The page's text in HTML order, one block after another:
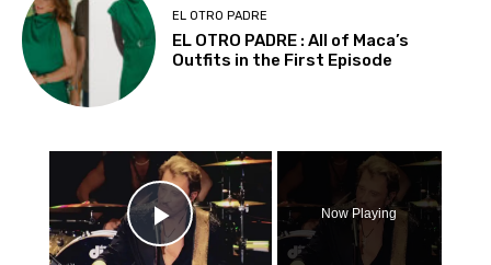
EL OTRO PADRE
EL OTRO PADRE : All of Maca’s
Outfits in the First Episode
×
Play Video
Now Playing